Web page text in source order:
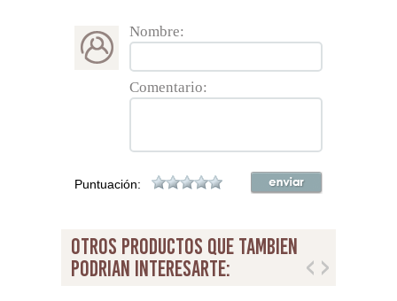
Nombre:
Comentario:
Puntuación:
otros productos que tambien
podrian interesarte: